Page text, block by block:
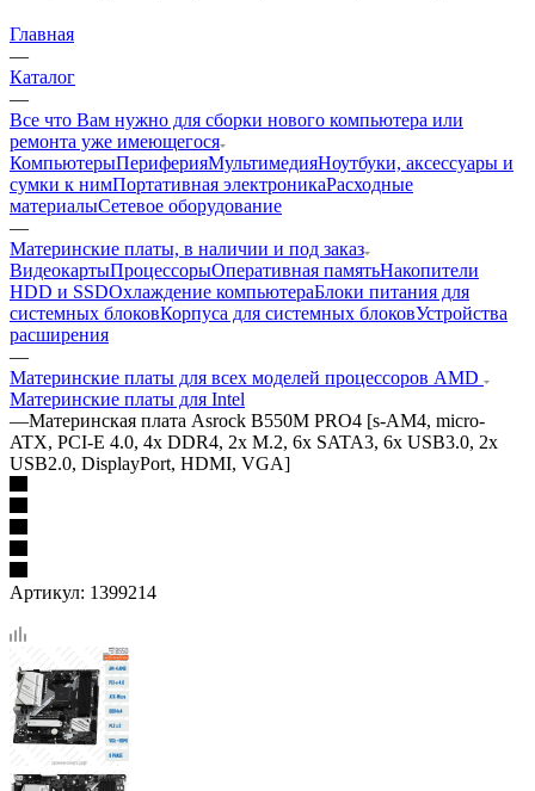
Главная
—
Каталог
—
Все что Вам нужно для сборки нового компьютера или
ремонта уже имеющегося
КомпьютерыПериферияМультимедияНоутбуки, аксессуары и
сумки к нимПортативная электроникаРасходные
материалыСетевое оборудование
—
Материнские платы, в наличии и под заказ
ВидеокартыПроцессорыОперативная памятьНакопители
HDD и SSDОхлаждение компьютераБлоки питания для
системных блоковКорпуса для системных блоковУстройства
расширения
—
Материнские платы для всех моделей процессоров AMD
Материнские платы для Intel
—Материнская плата Asrock B550M PRO4 [s-AM4, micro-
ATX, PCI-E 4.0, 4x DDR4, 2x M.2, 6x SATA3, 6x USB3.0, 2x
USB2.0, DisplayPort, HDMI, VGA]
Артикул: 1399214